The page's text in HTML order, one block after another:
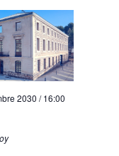
2030 / 16:00